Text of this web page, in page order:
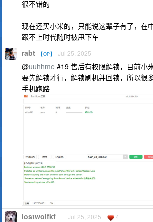
很不错的
现在还买小米的，只能说这辈子有了，在
跟不上时代随时被甩下车
rabt OP Jul 25, 2025
@uuhhme #19 售后有权限解锁，目前小
要先解锁才行，解锁刷机并回锁，所以很
手机跑路
lostwolfkf Jul 25, 2025 4